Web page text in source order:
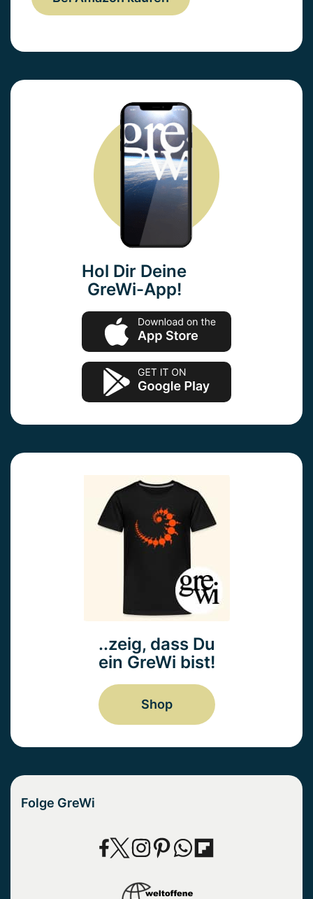
Hol Dir Deine
GreWi-App!
..zeig, dass Du
ein GreWi bist!
Shop
Folge GreWi